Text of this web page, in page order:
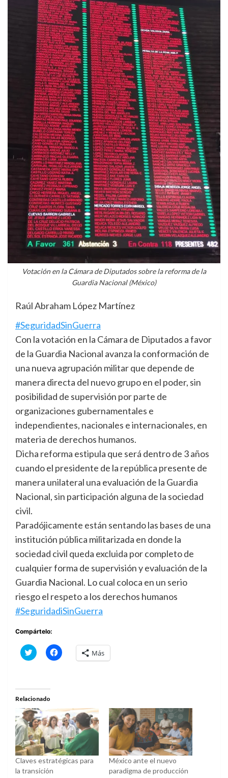
Votación en la Cámara de Diputados sobre la reforma de la
Guardia Nacional (México)
Raúl Abraham López Martínez
#SeguridadSinGuerra
Con la votación en la Cámara de Diputados a favor
de la Guardia Nacional avanza la conformación de
una nueva agrupación militar que depende de
manera directa del nuevo grupo en el poder, sin
posibilidad de supervisión por parte de
organizaciones gubernamentales e
independientes, nacionales e internacionales, en
materia de derechos humanos.
Dicha reforma estipula que será dentro de 3 años
cuando el presidente de la república presente de
manera unilateral una evaluación de la Guardia
Nacional, sin participación alguna de la sociedad
civil.
Paradójicamente están sentando las bases de una
institución pública militarizada en donde la
sociedad civil queda excluida por completo de
cualquier forma de supervisión y evaluación de la
Guardia Nacional. Lo cual coloca en un serio
riesgo el respeto a los derechos humanos
#SeguridadiSinGuerra
Compártelo:
Haz
clic
(Se
abre
en
una
ventana
nueva)
Haz
clic
una
ventana
nueva)
Más
Relacionado
Claves estratégicas para
la transición
México ante el nuevo
paradigma de producción